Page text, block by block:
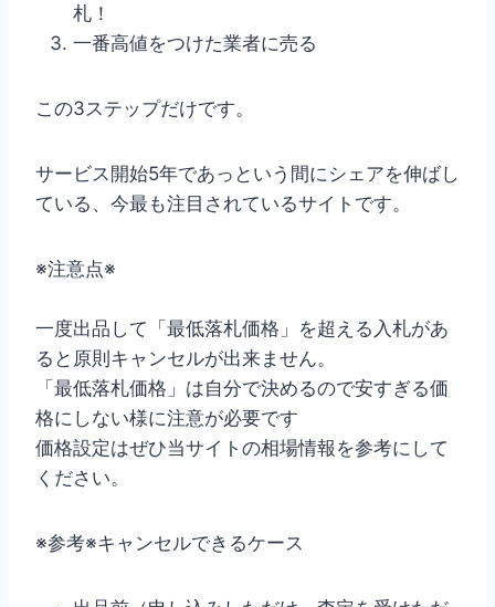
札！
一番高値をつけた業者に売る
この3ステップだけです。
サービス開始5年であっという間にシェアを伸ばし
ている、今最も注目されているサイトです。
※注意点※
一度出品して「最低落札価格」を超える入札があ
ると原則キャンセルが出来ません。
「最低落札価格」は自分で決めるので安すぎる価
格にしない様に注意が必要です
価格設定はぜひ当サイトの相場情報を参考にして
ください。
※参考※キャンセルできるケース